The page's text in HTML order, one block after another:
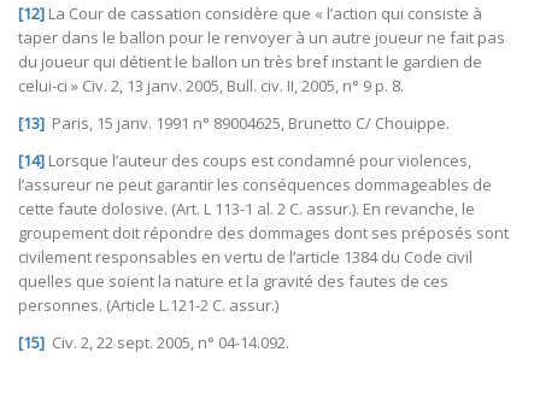
[12] La Cour de cassation considère que « l’action qui consiste à
taper dans le ballon pour le renvoyer à un autre joueur ne fait pas
du joueur qui détient le ballon un très bref instant le gardien de
celui-ci » Civ. 2, 13 janv. 2005, Bull. civ. II, 2005, n° 9 p. 8.
[13] Paris, 15 janv. 1991 n° 89004625, Brunetto C/ Chouippe.
[14] Lorsque l’auteur des coups est condamné pour violences,
l’assureur ne peut garantir les conséquences dommageables de
cette faute dolosive. (Art. L 113-1 al. 2 C. assur.). En revanche, le
groupement doit répondre des dommages dont ses préposés sont
civilement responsables en vertu de l’article 1384 du Code civil
quelles que soient la nature et la gravité des fautes de ces
personnes. (Article L.121-2 C. assur.)
[15] Civ. 2, 22 sept. 2005, n° 04-14.092.